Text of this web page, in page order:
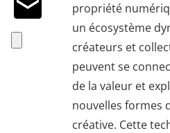
propriété
un écosystème
créateurs et
peuvent se
de la valeur et
nouvelles formes
créative. Cette